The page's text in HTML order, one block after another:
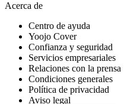
Acerca de
Centro de ayuda
Yoojo Cover
Confianza y seguridad
Servicios empresariales
Relaciones con la prensa
Condiciones generales
Política de privacidad
Aviso legal